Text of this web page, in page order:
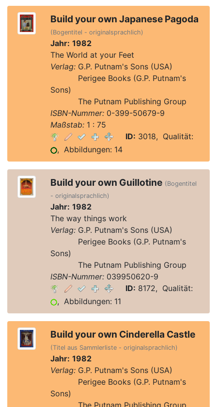
Build your own Japanese Pagoda
(Bogentitel - originalsprachlich)
Jahr: 1982
The World at your Feet
Verlag:G.P. Putnam's Sons (USA)
Perigee Books (G.P. Putnam's
Sons)
The Putnam Publishing Group
ISBN-Nummer:0-399-50679-9
Maßstab:1 : 75
ID: 3018, Qualität:
, Abbildungen: 14
Build your own Guillotine (Bogentitel
- originalsprachlich)
Jahr: 1982
The way things work
Verlag:G.P. Putnam's Sons (USA)
Perigee Books (G.P. Putnam's
Sons)
The Putnam Publishing Group
ISBN-Nummer:039950620-9
ID: 8172, Qualität:
, Abbildungen: 11
Build your own Cinderella Castle
(Titel aus Sammlerliste - originalsprachlich)
Jahr: 1982
Verlag:G.P. Putnam's Sons (USA)
Perigee Books (G.P. Putnam's
Sons)
The Putnam Publishing Group